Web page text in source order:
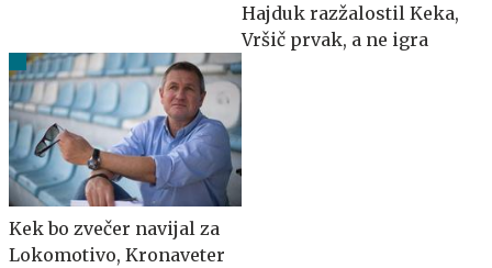
Hajduk razžalostil Keka,
Vršič prvak, a ne igra
Kek bo zvečer navijal za
Lokomotivo, Kronaveter